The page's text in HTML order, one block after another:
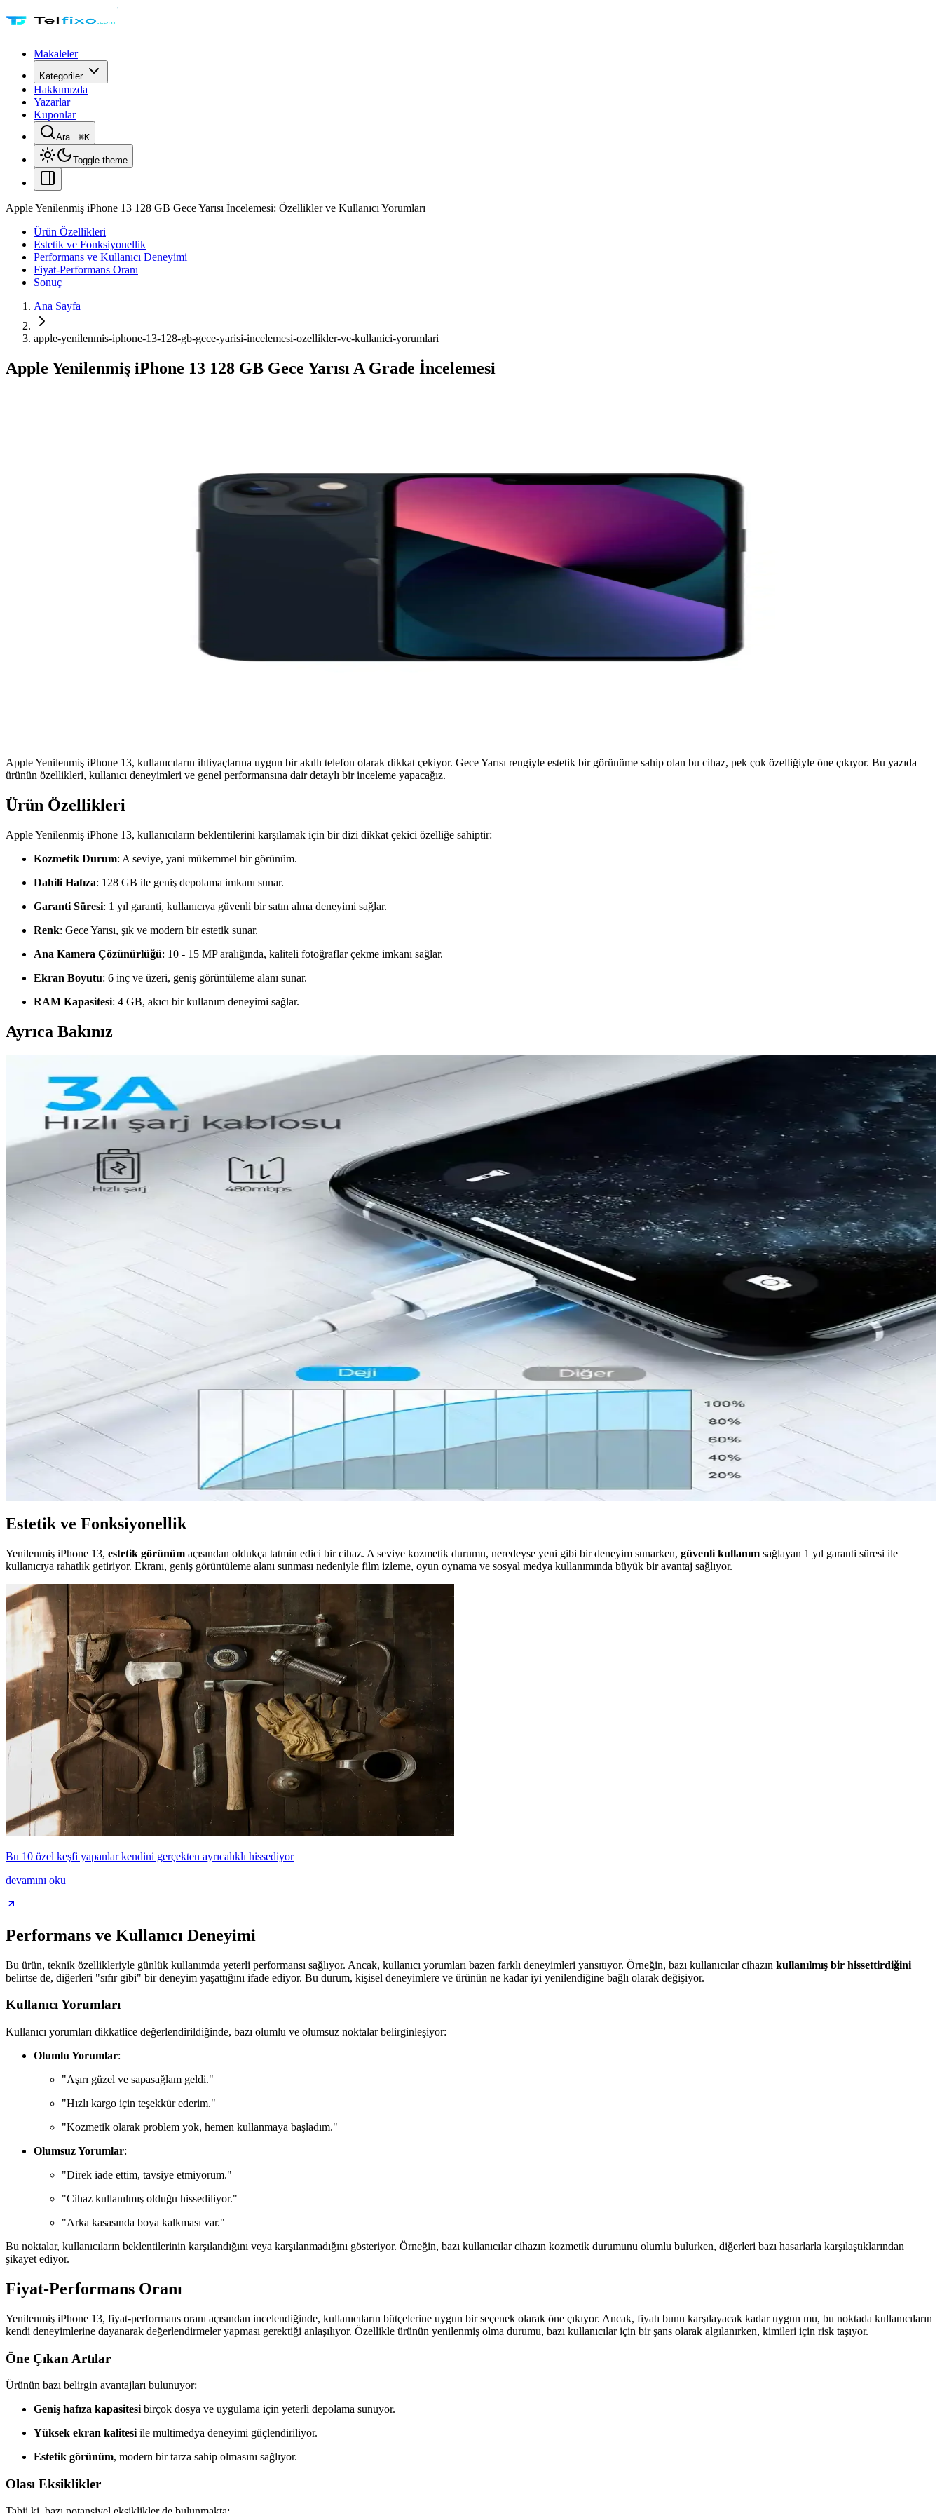
Makaleler
Kategoriler
Hakkımızda
Yazarlar
Kuponlar
Ara...⌘K
Toggle theme
Apple Yenilenmiş iPhone 13 128 GB Gece Yarısı İncelemesi: Özellikler ve Kullanıcı Yorumları
Ürün Özellikleri
Estetik ve Fonksiyonellik
Performans ve Kullanıcı Deneyimi
Fiyat-Performans Oranı
Sonuç
Ana Sayfa
apple-yenilenmis-iphone-13-128-gb-gece-yarisi-incelemesi-ozellikler-ve-kullanici-yorumlari
Apple Yenilenmiş iPhone 13 128 GB Gece Yarısı A Grade İncelemesi
Apple Yenilenmiş iPhone 13, kullanıcıların ihtiyaçlarına uygun bir akıllı telefon olarak dikkat çekiyor. Gece Yarısı rengiyle estetik bir görünüme sahip olan bu cihaz, pek çok özelliğiyle öne çıkıyor. Bu yazıda
ürünün özellikleri, kullanıcı deneyimleri ve genel performansına dair detaylı bir inceleme yapacağız.
Ürün Özellikleri
Apple Yenilenmiş iPhone 13, kullanıcıların beklentilerini karşılamak için bir dizi dikkat çekici özelliğe sahiptir:
Kozmetik Durum: A seviye, yani mükemmel bir görünüm.
Dahili Hafıza: 128 GB ile geniş depolama imkanı sunar.
Garanti Süresi: 1 yıl garanti, kullanıcıya güvenli bir satın alma deneyimi sağlar.
Renk: Gece Yarısı, şık ve modern bir estetik sunar.
Ana Kamera Çözünürlüğü: 10 - 15 MP aralığında, kaliteli fotoğraflar çekme imkanı sağlar.
Ekran Boyutu: 6 inç ve üzeri, geniş görüntüleme alanı sunar.
RAM Kapasitesi: 4 GB, akıcı bir kullanım deneyimi sağlar.
Ayrıca Bakınız
Güçlü ve Şık iPhone 8 Plus Kılıfları: Koruma ve Estetiğin Buluşması
İphone 8 Plus kullanıcıları için dayanıklı ve estetik kılıf seçenekleri, yüksek koruma ve şıklık sunar. Malzeme ve tasarım detaylarına dikkat ederek uzun ömürlü seçimler yapabilirsiniz.
iPhone 13 Kılıfı Kullanıcı Yorumları ve Çeşitleri Hakkında Bilgi
iPhone 13 kılıfı kullanıcı yorumları ve farklı kılıf türleri hakkında bilgiler, koruma, tasarım ve kullanım kolaylığı gibi önemli noktaları içerir.
iPhone 13 İçin Kadife İç Yüzey Koruyucu: Estetik ve Koruma Bir Arada
Kadife iç yüzey koruyucular, iPhone 13'ün iç yüzeyini çizilmelere ve aşınmalara karşı korurken şıklık ve fonksiyonellik sunar. Kolay takıp çıkarılabilen bu ürünler, uzun ömürlü kullanım sağlar.
iPhone 14 Plus Kılıf Trendleri ve Güncel Tasarım Özellikleri Analizi
iPhone 14 Plus kılıf trendleri, dayanıklılık, şıklık ve fonksiyonellik odaklı tasarımlarla öne çıkıyor. Malzeme seçimleri ve kullanıcı beklentileri doğrultusunda en uygun seçenekleri keşfedin.
iPhone 14 Plus için En İyi Dayanıklı ve Estetik Kılıf Tavsiyeleri
İPhone 14 Plus için dayanıklı, şık ve koruma sağlayan kılıf önerileriyle cihazınızı güvenle kullanın, malzeme ve tasarım seçenekleriyle kişisel tarzınıza uygun modelleri keşfedin.
iPhone 15 Pil Performansı ve Günlük Kullanımda Enerji Verimliliği Analizi
iPhone 15'in pil kapasitesi ve teknolojisi hakkında net bilgiler olmamasına rağmen, kullanım alışkanlıkları ve ayarlarla pil ömrünü uzatmak mümkün. Enerji tasarrufu yöntemleriyle verimli kullanım sağlanabilir.
Beyaz iPhone 14 128 GB: Şık Tasarım ve Güncel Kullanım Deneyimleri
Beyaz iPhone 14 128 GB, şık tasarımı ve yüksek depolama kapasitesiyle dikkat çeker. Güncel özellikleri ve kullanıcı deneyimleriyle, teknolojiyi yakından takip edenler için ideal bir seçenek sunar.
iPhone 15 Pro Max için En Uygun Şarj Kablosu Seçimi ve Karşılaştırma Rehberi
iPhone 15 Pro Max için uygun şarj kablosu seçerken uyumluluk, malzeme kalitesi ve şarj hızı önemli. Orijinal veya sertifikalı kablolar güvenlik ve performansı artırır.
Estetik ve Fonksiyonellik
Yenilenmiş iPhone 13, estetik görünüm açısından oldukça tatmin edici bir cihaz. A seviye kozmetik durumu, neredeyse yeni gibi bir deneyim sunarken, güvenli kullanım sağlayan 1 yıl garanti süresi ile
kullanıcıya rahatlık getiriyor. Ekranı, geniş görüntüleme alanı sunması nedeniyle film izleme, oyun oynama ve sosyal medya kullanımında büyük bir avantaj sağlıyor.
Bu 10 özel keşfi yapanlar kendini gerçekten ayrıcalıklı hissediyor
devamını oku
Performans ve Kullanıcı Deneyimi
Bu ürün, teknik özellikleriyle günlük kullanımda yeterli performansı sağlıyor. Ancak, kullanıcı yorumları bazen farklı deneyimleri yansıtıyor. Örneğin, bazı kullanıcılar cihazın kullanılmış bir hissettirdiğini
belirtse de, diğerleri "sıfır gibi" bir deneyim yaşattığını ifade ediyor. Bu durum, kişisel deneyimlere ve ürünün ne kadar iyi yenilendiğine bağlı olarak değişiyor.
Kullanıcı Yorumları
Kullanıcı yorumları dikkatlice değerlendirildiğinde, bazı olumlu ve olumsuz noktalar belirginleşiyor:
Olumlu Yorumlar:
"Aşırı güzel ve sapasağlam geldi."
"Hızlı kargo için teşekkür ederim."
"Kozmetik olarak problem yok, hemen kullanmaya başladım."
Olumsuz Yorumlar:
"Direk iade ettim, tavsiye etmiyorum."
"Cihaz kullanılmış olduğu hissediliyor."
"Arka kasasında boya kalkması var."
Bu noktalar, kullanıcıların beklentilerinin karşılandığını veya karşılanmadığını gösteriyor. Örneğin, bazı kullanıcılar cihazın kozmetik durumunu olumlu bulurken, diğerleri bazı hasarlarla karşılaştıklarından
şikayet ediyor.
Fiyat-Performans Oranı
Yenilenmiş iPhone 13, fiyat-performans oranı açısından incelendiğinde, kullanıcıların bütçelerine uygun bir seçenek olarak öne çıkıyor. Ancak, fiyatı bunu karşılayacak kadar uygun mu, bu noktada kullanıcıların
kendi deneyimlerine dayanarak değerlendirmeler yapması gerektiği anlaşılıyor. Özellikle ürünün yenilenmiş olma durumu, bazı kullanıcılar için bir şans olarak algılanırken, kimileri için risk taşıyor.
Öne Çıkan Artılar
Ürünün bazı belirgin avantajları bulunuyor:
Geniş hafıza kapasitesi birçok dosya ve uygulama için yeterli depolama sunuyor.
Yüksek ekran kalitesi ile multimedya deneyimi güçlendiriliyor.
Estetik görünüm, modern bir tarza sahip olmasını sağlıyor.
Olası Eksiklikler